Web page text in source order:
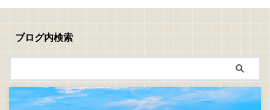
→5/18(月)：1.0キロ、1.47キロ、
ブログ内検索